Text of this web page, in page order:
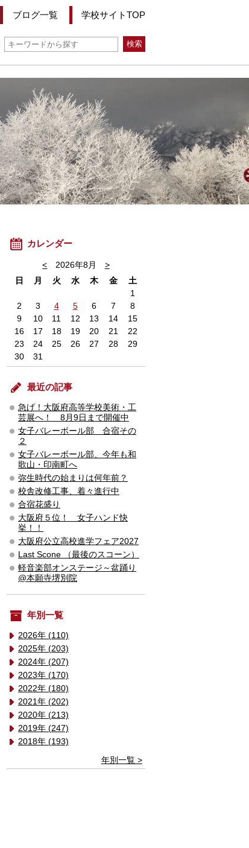
ブログ一覧 学校サイトTOP
カレンダー
< 2026年8月
>
日
月 火 水 木 金
土
1
2
3 4 5 6 7
8
9
10 11 12 13 14
15
16
17 18 19 20 21
22
23
24 25 26 27 28
29
30
31
最近の記事
急げ！大阪府高等学校美術・工
芸展へ！ 8月9日まで開催中
女子バレーボール部 合宿その
２
女子バレーボール部、今年も和
歌山・印南町へ
弥生時代の始まりは何年前？
校舎改修工事、着々進行中
合宿花盛り
大阪府５位！ 女子ハンド快
挙！！
大阪府公立高校進学フェア2027
Last Scone （最後のスコーン）
軽音楽部オンステージ～盆踊り
@本願寺堺別院
年別一覧
2026年 (110)
2025年 (203)
2024年 (207)
2023年 (170)
2022年 (180)
2021年 (202)
2020年 (213)
2019年 (247)
2018年 (193)
年別一覧 >